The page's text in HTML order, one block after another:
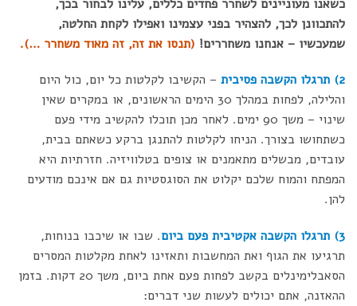
כשאנו מעוניינים לשחרר פחדים כללים, עלינו לבחור בכך,
להתכוונן לכך, להצהיר בפני עצמינו ואפילו לקחת החלטה,
שמעכשיו – אנחנו משחררים! (תנסו את זה, זה מאוד משחרר …).
2) תרגלו הקשבה פסיבית
– הקשיבו לקלטות כל יום, כול היום
והלילה, לפחות במהלך 30 הימים הראשונים, או במקרים שאין
שינוי – משך 90 ימים. לאחר מכן תוכלו להקשיב מידי פעם
כשתחושו בצורך. הניחו לקלטות להתנגן ברקע כשאתם בבית,
עובדים, מבשלים מתאמנים או צופים בטלוויזיה. חזרתיות היא
המפתח והמוח שלכם יקלוט את הסוגסטיות גם אם אינכם מודעים
להן.
3) תרגלו הקשבה אקטיבית פעם ביום
. שבו או שיכבו בנוחות,
תרגיעו את הגוף ואת המחשבות ותאזינו לאחת מקלטות המסרים
הסאבלימינלים בקשב לפחות פעם אחת ביום, משך 20 דקות. בזמן
ההאזנה, אתם יכולים לעשות שני דברים: